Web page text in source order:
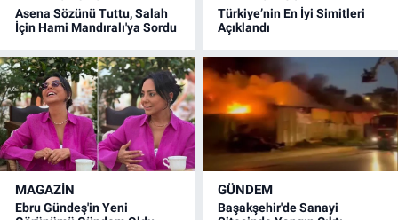
Asena Sözünü Tuttu, Salah
İçin Hami Mandıralı'ya Sordu
Türkiye’nin En İyi Simitleri
Açıklandı
MAGAZİN
Ebru Gündeş'in Yeni
GÜNDEM
Başakşehir'de Sanayi